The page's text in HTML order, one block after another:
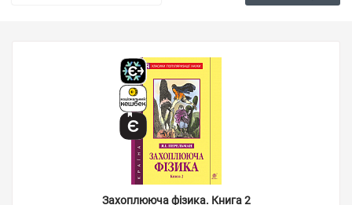
Захоплююча фізика. Книга 2